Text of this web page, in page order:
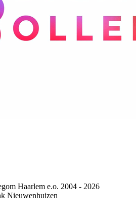
Haarlem e.o. 2004 - 2026
Nieuwenhuizen